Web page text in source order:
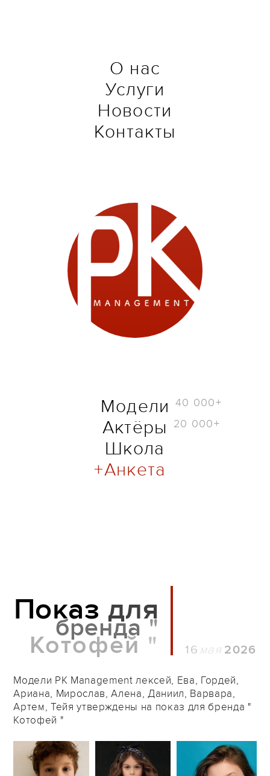
О нас
Услуги
Новости
Контакты
Модели 40 000+
Актёры 20 000+
Школа
Анкета
Показ для
бренда "
Котофей " 16 2026
Модели PK Management лексей, Ева, Гордей,
Ариана, Мирослав, Алена, Даниил, Варвара,
Артем, Тейя утверждены на показ для бренда "
Котофей "